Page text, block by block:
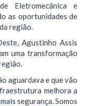
Eletromecânica e
as oportunidades de
região.
Agustinho Assis
uma transformação
aguardava e que vão
melhora a
segurança. Somos